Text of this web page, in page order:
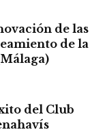
de las
de la
del Club